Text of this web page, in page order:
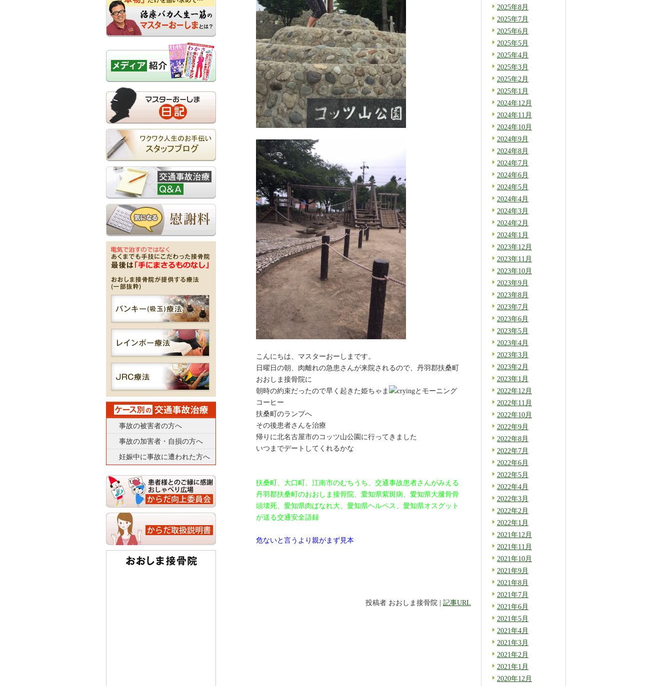
こんにちは、マスターおーしま です。
日曜日の朝、肉離れの急患さんが来院されるので、丹羽郡扶桑町
おおしま接骨院に
朝時の約束だったので早く起きた姫ちゃま
とモーニング
コーヒー
扶桑町のランプへ
その後患者さんを治療
帰りに北名古屋市のコッツ山公園に行ってきました
いつまでデートしてくれるかな
扶桑町、大口町、江南市のむちうち、交通事故患者さんがみえる
丹羽郡扶桑町のおおしま接骨院、愛知県紫斑病、愛知県大腿骨骨
頭壊死、愛知県肉ばなれ大、愛知県ヘルペス、愛知県オスグット
が送る交通安全語録
危ないと言うより親がまず見本
投稿者 おおしま接骨院 | 記事URL
2025年8月
2025年7月
2025年6月
2025年5月
2025年4月
2025年3月
2025年2月
2025年1月
2024年12月
2024年11月
2024年10月
2024年9月
2024年8月
2024年7月
2024年6月
2024年5月
2024年4月
2024年3月
2024年2月
2024年1月
2023年12月
2023年11月
2023年10月
2023年9月
2023年8月
2023年7月
2023年6月
2023年5月
2023年4月
2023年3月
2023年2月
2023年1月
2022年12月
2022年11月
2022年10月
2022年9月
2022年8月
2022年7月
2022年6月
2022年5月
2022年4月
2022年3月
2022年2月
2022年1月
2021年12月
2021年11月
2021年10月
2021年9月
2021年8月
2021年7月
2021年6月
2021年5月
2021年4月
2021年3月
2021年2月
2021年1月
2020年12月
事故の被害者の方へ
事故の加害者・自損の方へ
妊娠中に事故に遭われた方へ